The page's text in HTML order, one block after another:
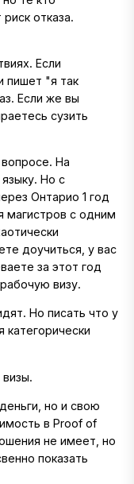
отказа.
Если
пишет "я так
Если же вы
сузить
На
Но с
Онтарио 1 год
магистров с одним
доучиться, у вас
за этот год
визу.
Но писать что у
категорически
но и свою
в Proof of
не имеет, но
показать